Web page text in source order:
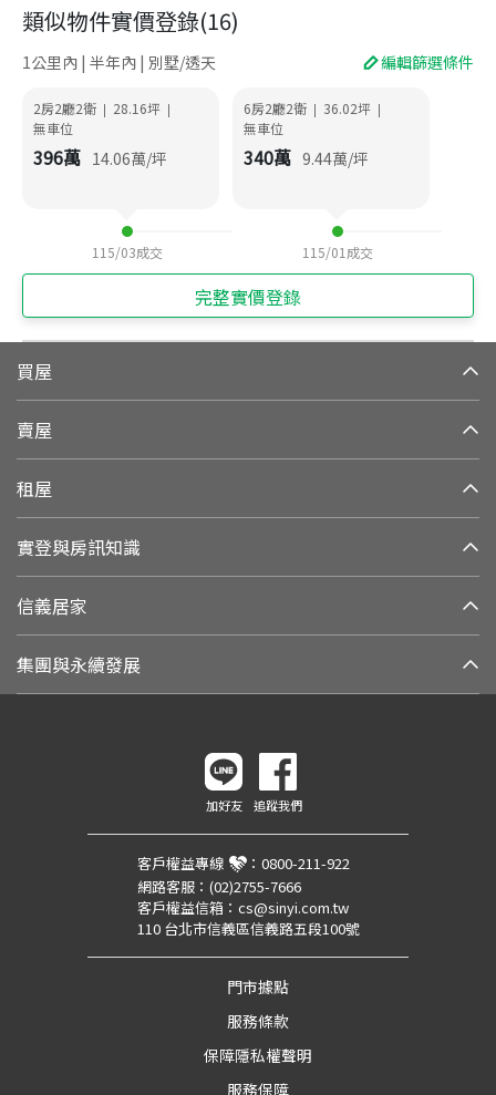
類似物件實價登錄(16)
1公里內 | 半年內 | 別墅/透天 編輯篩選條件
2房2廳2衛 | 28.16坪 |
無車位
396萬 14.06萬/坪
115/03成交
6房2廳2衛 | 36.02坪 |
無車位
340萬 9.44萬/坪
115/01 成交
完整實價登錄
買屋
賣屋
租屋
實登與房訊知識
信義居家
集團與永續發展
加好友 追蹤我們
客戶權益專線 ： 0800-211-922
網路客服： (02)2755-7666
客戶權益信箱： cs@sinyi.com.tw
110 台北市信義區信義路五段100號
門市據點
服務條款
保障隱私權聲明
服務保障